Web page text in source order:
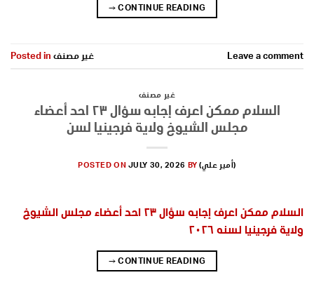
CONTINUE READING
→
Posted in غير مصنف Leave a comment
غير مصنف
السلام ممكن اعرف إجابه سؤال ٢٣ احد أعضاء
مجلس الشيوخ ولاية فرجينيا لسن
POSTED ON JULY 30, 2026 BY (أمير علي)
السلام ممكن اعرف إجابه سؤال ٢٣ احد أعضاء مجلس الشيوخ
ولاية فرجينيا لسنه ٢٠٢٦
CONTINUE READING
→